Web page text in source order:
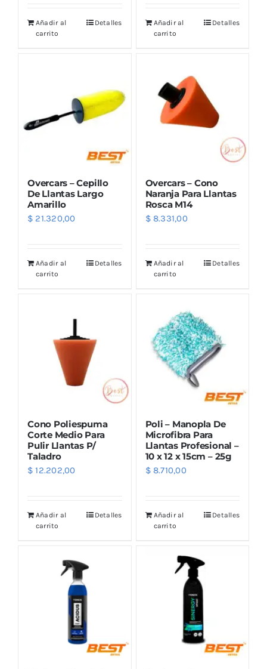
Añadir al
carrito
Detalles
Añadir al
carrito
Detalles
Overcars – Cepillo
De Llantas Largo
Amarillo
$ 21.320,00
Añadir al
carrito
Detalles
Overcars – Cono
Naranja Para Llantas
Rosca M14
$8.331,00
Añadir al
carrito
Detalles
Cono Poliespuma
Corte Medio Para
Pulir Llantas P/
Taladro
$ 12.202,00
Añadir al
carrito
Detalles
Poli – Manopla De
Microfibra Para
Llantas Profesional –
10 x 12 x 15cm – 25g
$8.710,00
Añadir al
carrito
Detalles